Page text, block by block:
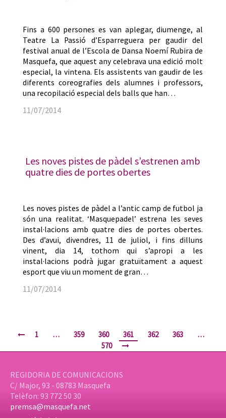
Fins a 600 persones es van aplegar, diumenge, al
Teatre La Passió d’Esparreguera per gaudir del
festival anual de l’Escola de Dansa Noemí Rubira de
Masquefa, que aquest any celebrava una edició molt
especial, la vintena. Els assistents van gaudir de les
diferents coreografies dels alumnes i professors,
una recopilació especial dels balls que han…
11/07/2014
Les noves pistes de pàdel s’estrenen amb
quatre dies de portes obertes
Les noves pistes de pàdel a l’antic camp de futbol ja
són una realitat. ‘Masquepadel’ estrena les seves
instal·lacions amb quatre dies de portes obertes.
Des d’avui, divendres, 11 de juliol, i fins dilluns
vinent, dia 14, tothom qui s’apropi a les
instal·lacions podrà jugar gratuïtament a aquest
esport que viu un moment de gran…
11/07/2014
1 … 359 360 361 362 363
…
570
REGIDORIA DE COMUNICACIONS
C/ Major, 93 - 08783 Masquefa
Telèfon: 93 772 50 30
premsa@masquefa.net